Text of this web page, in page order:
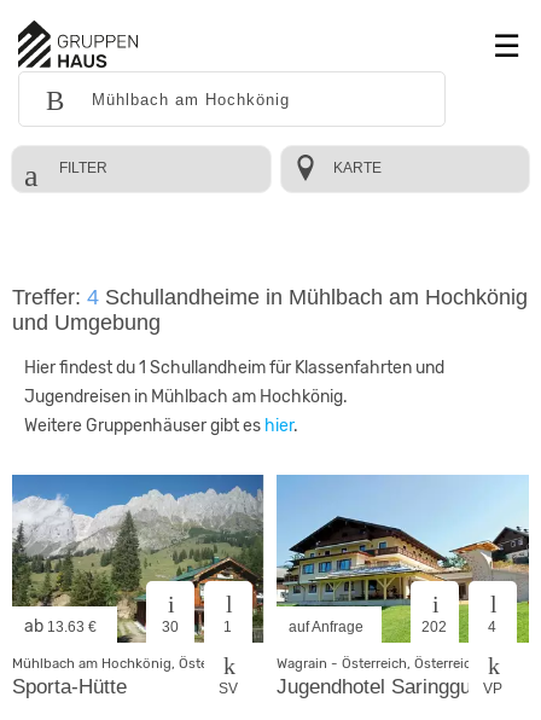
FILTER KARTE
Treffer: 4 Schullandheime in Mühlbach am Hochkönig
und Umgebung
Hier findest du 1 Schullandheim für Klassenfahrten und
Jugendreisen in Mühlbach am Hochkönig.
Weitere Gruppenhäuser gibt es hier.
ab 13.63 € 30 1
SV
Mühlbach am Hochkönig, Österreich
Sporta-Hütte
auf Anfrage 202 4
VP
Wagrain - Österreich, Österreich
Jugendhotel Saringgut